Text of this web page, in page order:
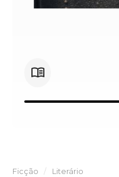
Ficção Literário